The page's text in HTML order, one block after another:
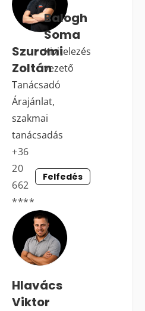
Szuromi
Zoltán
Tanácsadó
Árajánlat,
szakmai
tanácsadás
+36
20
662
****
Felfedés
Hlavács
Viktor
Balogh
Soma
Kivitelezés
vezető